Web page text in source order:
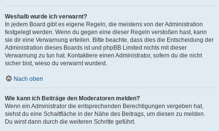
Weshalb wurde ich verwarnt?
In jedem Board gibt es eigene Regeln, die meistens von der Administration
festgelegt werden. Wenn du gegen eine dieser Regeln verstoßen hast, kann
sie dir eine Verwarnung erteilen. Bitte beachte, dass dies die Entscheidung der
Administration dieses Boards ist und phpBB Limited nichts mit dieser
Verwarnung zu tun hat. Kontaktiere einen Administrator, sofern du die nicht
sicher bist, wieso du verwarnt wurdest.
Nach oben
Wie kann ich Beiträge den Moderatoren melden?
Wenn ein Administrator die entsprechenden Berechtigungen vergeben hat,
siehst du eine Schaltfläche in der Nähe des Beitrags, um diesen zu melden.
Du wirst dann durch die weiteren Schritte geführt.